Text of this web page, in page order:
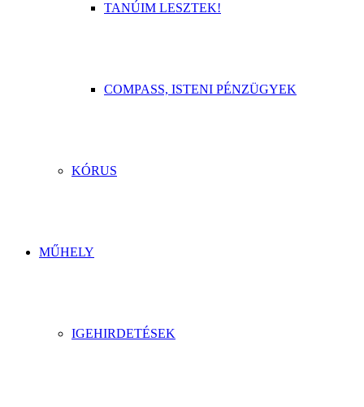
TANÚIM LESZTEK!
COMPASS, ISTENI PÉNZÜGYEK
KÓRUS
MŰHELY
IGEHIRDETÉSEK